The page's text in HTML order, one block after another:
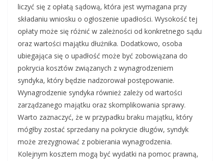
liczyć się z opłatą sądową, która jest wymagana przy
składaniu wniosku o ogłoszenie upadłości. Wysokość tej
opłaty może się różnić w zależności od konkretnego sądu
oraz wartości majątku dłużnika. Dodatkowo, osoba
ubiegająca się o upadłość może być zobowiązana do
pokrycia kosztów związanych z wynagrodzeniem
syndyka, który będzie nadzorował postępowanie.
Wynagrodzenie syndyka również zależy od wartości
zarządzanego majątku oraz skomplikowania sprawy.
Warto zaznaczyć, że w przypadku braku majątku, który
mógłby zostać sprzedany na pokrycie długów, syndyk
może zrezygnować z pobierania wynagrodzenia.
Kolejnym kosztem mogą być wydatki na pomoc prawną,